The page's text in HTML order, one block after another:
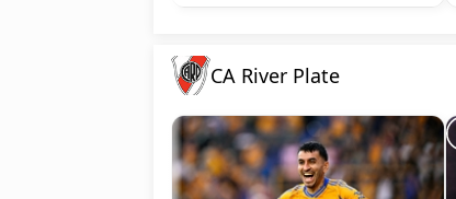
CA River Plate